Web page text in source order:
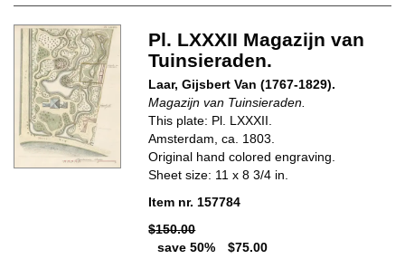
Pl. LXXXII Magazijn van
Tuinsieraden.
Laar, Gijsbert Van (1767-1829).
Magazijn van Tuinsieraden.
This plate: Pl. LXXXII.
Amsterdam, ca. 1803.
Original hand colored engraving.
Sheet size: 11 x 8 3/4 in.
Item nr. 157784
$150.00
save 50%
$75.00